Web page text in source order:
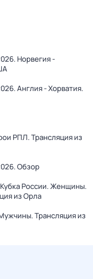
Норвегия -
Англия - Хорватия.
РПЛ. Трансляция из
Обзор
России. Женщины.
из Орла
Трансляция из